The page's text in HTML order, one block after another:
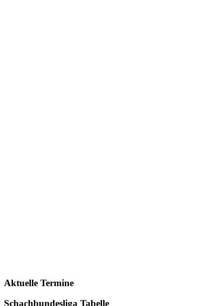
Aktuelle Termine
Schachbundesliga Tabelle